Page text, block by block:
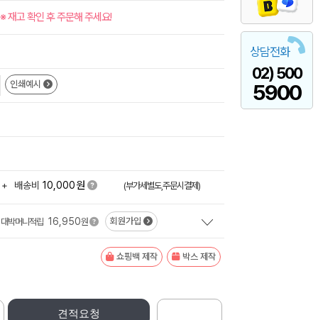
상담전화
02) 500
5900
※ 재고 확인 후 주문해 주세요!
인쇄예시
+ 배송비 10,000원 (부가세별도,주문시결제)
대박머니적립 16,950원 회원가입
쇼핑백 제작 박스 제작
견적요청